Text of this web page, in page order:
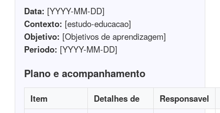
Data: [YYYY-MM-DD]
Contexto: [estudo-educacao]
Objetivo: [Objetivos de aprendizagem]
Periodo: [YYYY-MM-DD]
Plano e acompanhamento
Item Detalhes de
Responsavel